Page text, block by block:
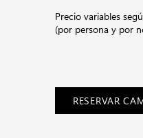
Precio variables
(por persona y por
RESERVAR